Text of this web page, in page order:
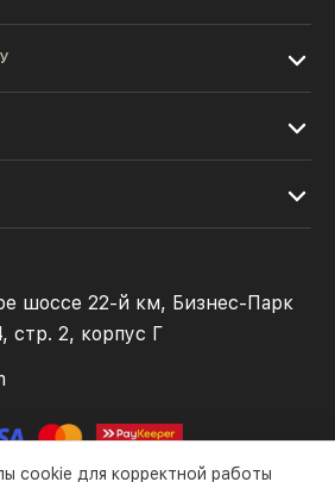
шоссе 22-й км, Бизнес-Парк
стр. 2, корпус Г
cookie для корректной работы